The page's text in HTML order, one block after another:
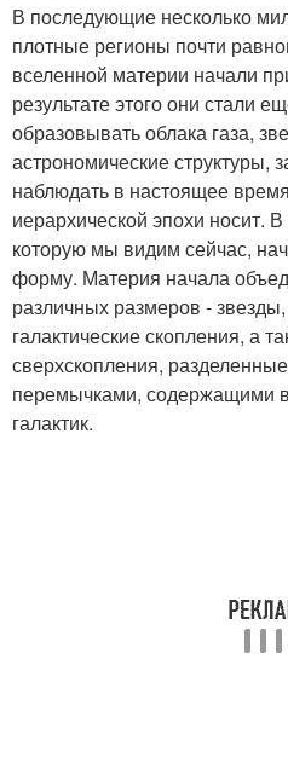
В последующие несколько
плотные регионы почти
вселенной материи начали
результате этого они стали
образовывать облака газа,
астрономические
наблюдать в настоящее
иерархической эпохи носит.
которую мы видим сейчас,
форму. Материя начала
различных размеров -
галактические скопления, а
сверхскопления,
перемычками, содержащими
галактик.